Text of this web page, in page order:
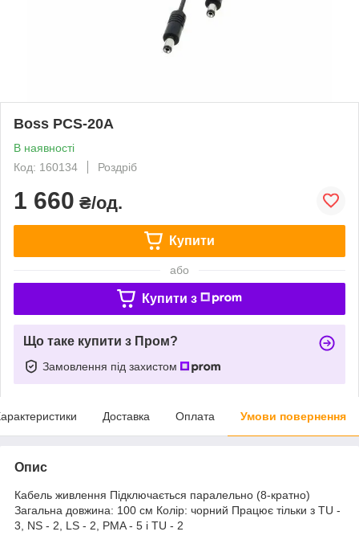
Boss PCS-20A
В наявності
Код: 160134
Роздріб
1 660 ₴/од.
Купити
або
Купити з
Що таке купити з Пром?
Замовлення під захистом
Доставка Оплата Умови повернення
Опис
Кабель живлення Підключається паралельно (8-кратно)
Загальна довжина: 100 см Колір: чорний Працює тільки з TU -
3, NS - 2, LS - 2, PMA - 5 і TU - 2